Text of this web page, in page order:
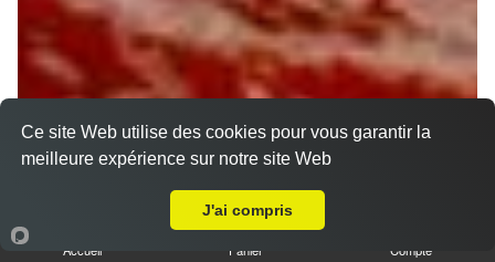
Accueil Panier Compte
Ce site Web utilise des cookies pour vous garantir la
meilleure expérience sur notre site Web
J'ai compris